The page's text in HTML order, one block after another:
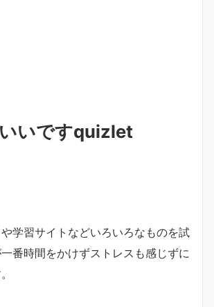
いですquizlet
学習サイトなどいろいろなものを試
番時間をかけずストレスも感じずに